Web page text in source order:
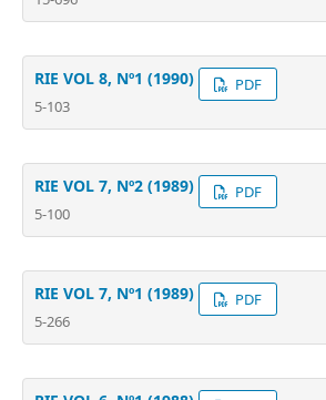
RIE VOL 8, Nº1 (1990)
5-103
PDF
RIE VOL 7, Nº2 (1989)
5-100
PDF
RIE VOL 7, Nº1 (1989)
5-266
PDF